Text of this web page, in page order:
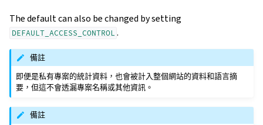
The default can also be changed by setting
DEFAULT_ACCESS_CONTROL .
備註
即便是私有專案的統計資料，也會被計入整個網站的資料和語言摘
要，但這不會透漏專案名稱或其他資訊。
備註